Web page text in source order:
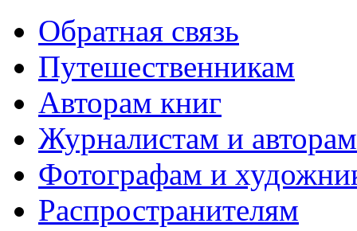
Обратная связь
Путешественникам
Авторам книг
Журналистам и авторам
Фотографам и
Распространителям